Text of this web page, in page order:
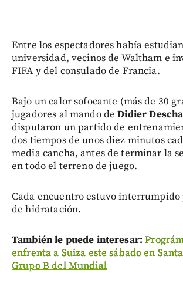
Entre los espectadores había
universidad, vecinos de Waltham e
FIFA y del consulado de Francia.
Bajo un calor sofocante (más de 30
jugadores al mando de Didier
disputaron un partido de
dos tiempos de unos diez minutos
media cancha, antes de terminar la
en todo el terreno de juego.
Cada encuentro estuvo interrumpido
de hidratación.
También le puede interesar:
enfrenta a Suiza este sábado en
Grupo B del Mundial